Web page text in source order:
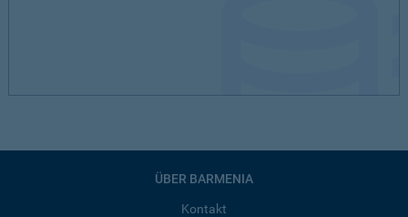
ÜBER BARMENIA
Kontakt